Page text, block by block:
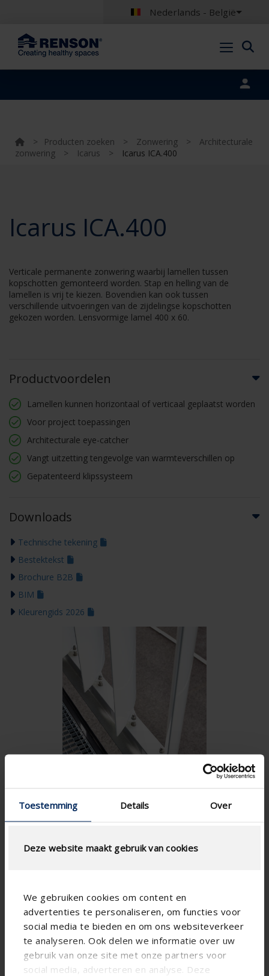
Toestemming Details Over
Deze website maakt gebruik van cookies
We gebruiken cookies om content en
advertenties te personaliseren, om functies voor
social media te bieden en om ons websiteverkeer
te analyseren. Ook delen we informatie over uw
gebruik van onze site met onze partners voor
social media, adverteren en analyse. Deze
Nederlands - België
> Producten zoeken > Zonwering >
Architecturale
zonwering
> Icarus > Icarus ICA.400
Icarus ICA.400
Verticale permanente zonwering waarbij lamellen tussen
kopschotten gemonteerd worden. Stap en helling van de
lamellen is vrij te kiezen. Bovendien kan ook tussen
verschillende uitvoeringen van de zijdelingse kopschotten
gekozen worden. Lensvormige lamel 400 x 60.
Productvoordelen
Lamellen kunnen horizontaal of verticaal geplaatst worden
Voor project toepassingen
Architecturale eye-catcher
Vangt uitzetting tengevolge van warmteverschillen op
Gepatenteerd klipssysteem
Downloads
Technische tekening
Bestektekst
Brochure B2B
BIM
Kleurengids 2026
Technische specificaties